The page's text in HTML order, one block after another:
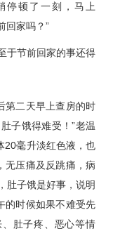
顿了一刻，马上
回家吗？”
节前回家的事还得
二天早上查房的时
子饿得难受！”老温
20毫升淡红色液，也
无压痛及反跳痛，病
肚子饿是好事，说明
的时候如果不难受先
肚子疼、恶心等情